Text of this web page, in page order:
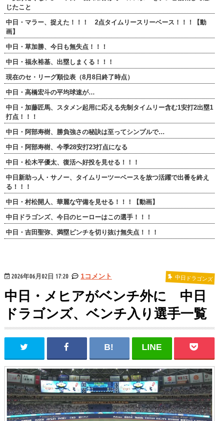
じたこと
中日・マラー、捉えた！！！ 2点タイムリースリーベース！！！【動
画】
中日・草加勝、今日も無失点！！！
中日・福永裕基、出塁しまくる！！！
現在のセ・リーグ順位表（8月8日終了時点）
中日・高橋宏斗の平均球速が…
中日・加藤匠馬、スタメン起用に応える先制タイムリー含む1安打2出塁1
打点！！！
中日・阿部寿樹、勝負強さの秘訣は至ってシンプルで…
中日・阿部寿樹、今季28安打23打点になる
中日・松木平優太、復活へ好投を見せる！！！
中日新助っ人・サノー、タイムリーツーベースを放つ活躍で出番を終え
る！！！
中日・村松開人、華麗な守備を見せる！！！【動画】
中日ドラゴンズ、今日のヒーローはこの選手！！！
中日・吉田聖弥、満塁ピンチを切り抜け無失点！！！
2026年06月02日 17:20 1コメント 中日ドラゴンズ
中日・メヒアがベンチ外に 中日
ドラゴンズ、ベンチ入り選手一覧